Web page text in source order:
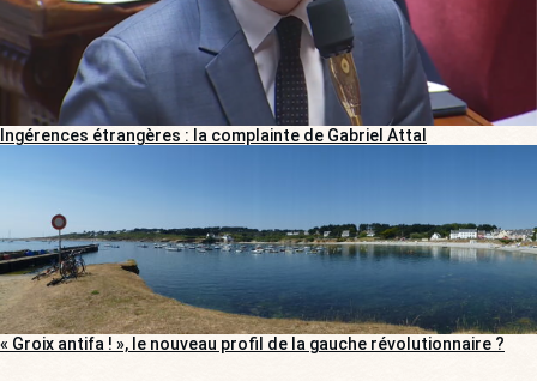
Ingérences étrangères : la complainte de Gabriel Attal
« Groix antifa ! », le nouveau profil de la gauche révolutionnaire ?